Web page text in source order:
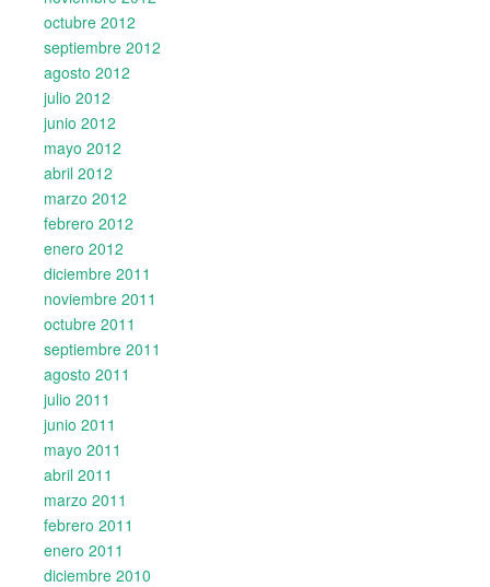
octubre 2012
septiembre 2012
agosto 2012
julio 2012
junio 2012
mayo 2012
abril 2012
marzo 2012
febrero 2012
enero 2012
diciembre 2011
noviembre 2011
octubre 2011
septiembre 2011
agosto 2011
julio 2011
junio 2011
mayo 2011
abril 2011
marzo 2011
febrero 2011
enero 2011
diciembre 2010